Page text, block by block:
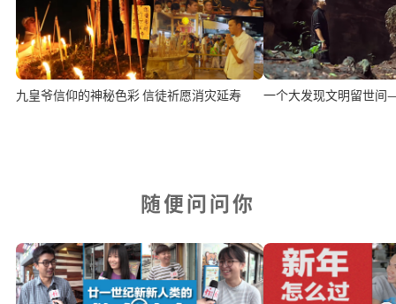
九皇爷信仰的神秘色彩 信徒祈愿消灾延寿 一个大发现文明留世间
随便问问你